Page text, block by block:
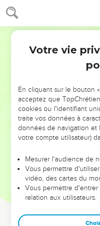
NE MANQUEZ
DE
ET SI LEURS
leur foi ou leur vision. Mais
et les saisons difficiles
sont elles
Dans cette conférence,
clés pour avancer avec
Votre vie
En cliquant sur le bouton
acceptez que
cookies ou l'identifiant
traite vos données à
données de navigation et
votre compte utilisateur)
Mesurer l'audience de
Vous permettre
vidéo, des cartes du
Vous permettre
relation aux utilisateurs.